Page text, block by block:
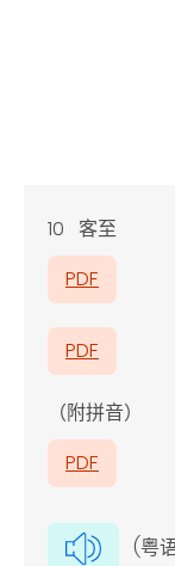
10 客至
PDF
PDF
（附拼音）
PDF
(粤